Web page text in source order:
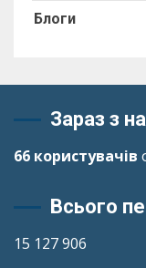
Блоги
Зараз з
66 користувачів
Всього
15 127 906